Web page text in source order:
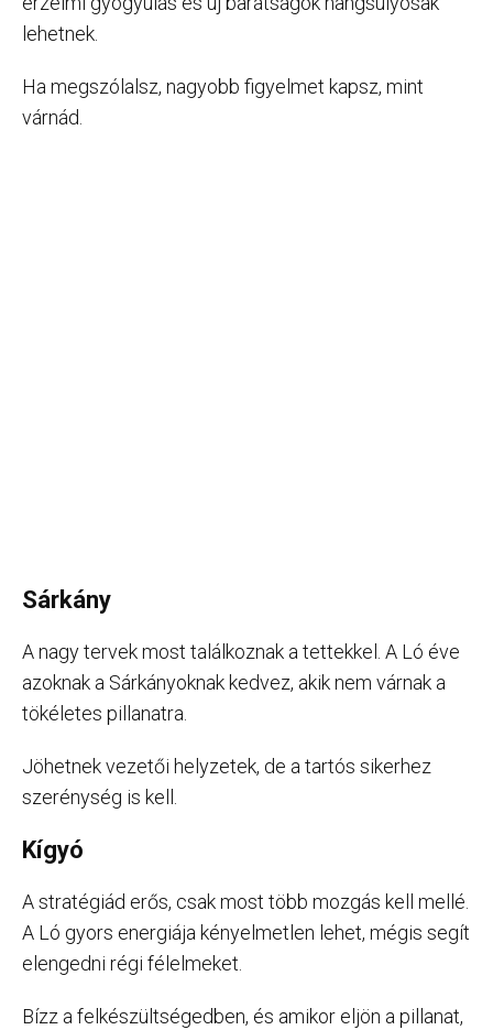
lehetnek.
Ha megszólalsz, nagyobb figyelmet kapsz, mint
várnád.
Sárkány
A nagy tervek most találkoznak a tettekkel. A Ló éve
azoknak a Sárkányoknak kedvez, akik nem várnak a
tökéletes pillanatra.
Jöhetnek vezetői helyzetek, de a tartós sikerhez
szerénység is kell.
Kígyó
A stratégiád erős, csak most több mozgás kell mellé.
A Ló gyors energiája kényelmetlen lehet, mégis segít
elengedni régi félelmeket.
Bízz a felkészültségedben, és amikor eljön a pillanat,